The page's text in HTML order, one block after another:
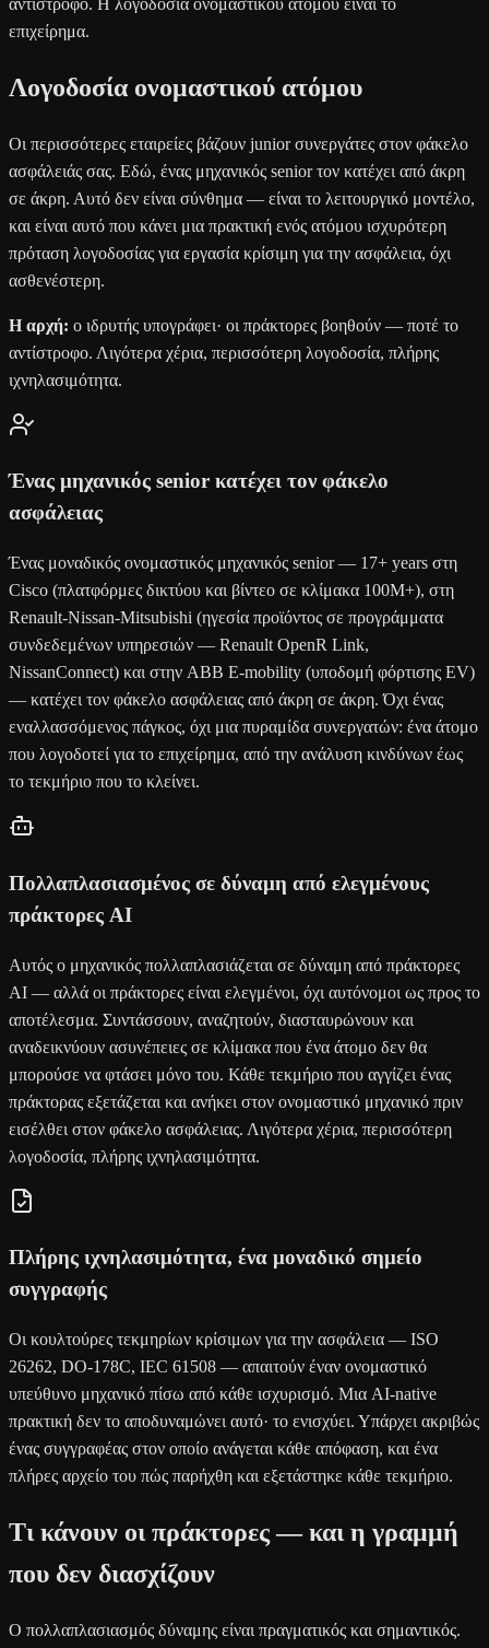
επιχείρημα.
Λογοδοσία ονομαστικού ατόμου
Οι περισσότερες εταιρείες βάζουν junior συνεργάτες στον φάκελο
ασφάλειάς σας. Εδώ, ένας μηχανικός senior τον κατέχει από άκρη
σε άκρη. Αυτό δεν είναι σύνθημα — είναι το λειτουργικό μοντέλο,
και είναι αυτό που κάνει μια πρακτική ενός ατόμου ισχυρότερη
πρόταση λογοδοσίας για εργασία κρίσιμη για την ασφάλεια, όχι
ασθενέστερη.
Η αρχή: ο ιδρυτής υπογράφει· οι πράκτορες βοηθούν — ποτέ το
αντίστροφο. Λιγότερα χέρια, περισσότερη λογοδοσία, πλήρης
ιχνηλασιμότητα.
Ένας μηχανικός senior κατέχει τον φάκελο
ασφάλειας
Ένας μοναδικός ονομαστικός μηχανικός senior — 17+ years στη
Cisco (πλατφόρμες δικτύου και βίντεο σε κλίμακα 100M+), στη
Renault-Nissan-Mitsubishi (ηγεσία προϊόντος σε προγράμματα
συνδεδεμένων υπηρεσιών — Renault OpenR Link,
NissanConnect) και στην ABB E-mobility (υποδομή φόρτισης EV)
— κατέχει τον φάκελο ασφάλειας από άκρη σε άκρη. Όχι ένας
εναλλασσόμενος πάγκος, όχι μια πυραμίδα συνεργατών: ένα άτομο
που λογοδοτεί για το επιχείρημα, από την ανάλυση κινδύνων έως
το τεκμήριο που το κλείνει.
Πολλαπλασιασμένος σε δύναμη από ελεγμένους
πράκτορες AI
Αυτός ο μηχανικός πολλαπλασιάζεται σε δύναμη από πράκτορες
AI — αλλά οι πράκτορες είναι ελεγμένοι, όχι αυτόνομοι ως προς το
αποτέλεσμα. Συντάσσουν, αναζητούν, διασταυρώνουν και
αναδεικνύουν ασυνέπειες σε κλίμακα που ένα άτομο δεν θα
μπορούσε να φτάσει μόνο του. Κάθε τεκμήριο που αγγίζει ένας
πράκτορας εξετάζεται και ανήκει στον ονομαστικό μηχανικό πριν
εισέλθει στον φάκελο ασφάλειας. Λιγότερα χέρια, περισσότερη
λογοδοσία, πλήρης ιχνηλασιμότητα.
Πλήρης ιχνηλασιμότητα, ένα μοναδικό σημείο
συγγραφής
Οι κουλτούρες τεκμηρίων κρίσιμων για την ασφάλεια — ISO
26262, DO-178C, IEC 61508 — απαιτούν έναν ονομαστικό
υπεύθυνο μηχανικό πίσω από κάθε ισχυρισμό. Μια AI-native
πρακτική δεν το αποδυναμώνει αυτό· το ενισχύει. Υπάρχει ακριβώς
ένας συγγραφέας στον οποίο ανάγεται κάθε απόφαση, και ένα
πλήρες αρχείο του πώς παρήχθη και εξετάστηκε κάθε τεκμήριο.
Τι κάνουν οι πράκτορες — και η γραμμή
που δεν διασχίζουν
Ο πολλαπλασιασμός δύναμης είναι πραγματικός και σημαντικός.